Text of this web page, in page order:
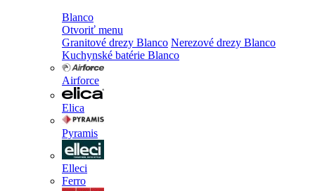
Blanco
Otvoriť menu
Granitové drezy Blanco Nerezové drezy Blanco
Kuchynské batérie Blanco
Airforce
Elica
Pyramis
Elleci
Ferro